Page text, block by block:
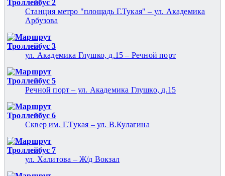
Троллейбус 2
Станция метро "площадь Г.Тукая" – ул. Академика
Арбузова
Троллейбус 3
ул. Академика Глушко, д.15 – Речной порт
Троллейбус 5
Речной порт – ул. Академика Глушко, д.15
Троллейбус 6
Cквер им. Г.Тукая – ул. В.Кулагина
Троллейбус 7
ул. Халитова – Ж/д Вокзал